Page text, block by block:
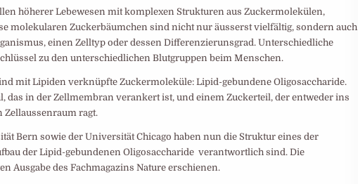
höherer Lebewesen mit komplexen Strukturen aus Zuckermolekülen,
molekularen Zuckerbäumchen sind nicht nur äusserst vielfältig, sondern auch
einen Zelltyp oder dessen Differenzierunsgrad. Unterschiedliche
zu den unterschiedlichen Blutgruppen beim Menschen.
mit Lipiden verknüpfte Zuckermoleküle: Lipid-​gebundene Oligosaccharide.
das in der Zellmembran verankert ist, und einem Zuckerteil, der entweder ins
ragt.
Bern sowie der Universität Chicago haben nun die Struktur eines der
der Lipid-​gebundenen Oligosaccharide verantwortlich sind. Die
Ausgabe des Fachmagazins Nature erschienen.